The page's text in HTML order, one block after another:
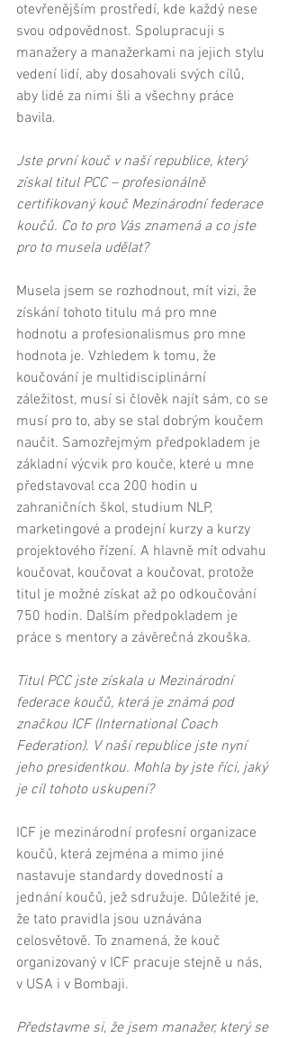
otevřenějším prostředí, kde každý nese
svou odpovědnost. Spolupracuji s
manažery a manažerkami na jejich stylu
vedení lidí, aby dosahovali svých cílů,
aby lidé za nimi šli a všechny práce
bavila.
Jste první kouč v naší republice, který
získal titul PCC – profesionálně
certifikovaný kouč Mezinárodní federace
koučů. Co to pro Vás znamená a co jste
pro to musela udělat?
Musela jsem se rozhodnout, mít vizi, že
získání tohoto titulu má pro mne
hodnotu a profesionalismus pro mne
hodnota je. Vzhledem k tomu, že
koučování je multidisciplinární
záležitost, musí si člověk najít sám, co se
musí pro to, aby se stal dobrým koučem
naučit. Samozřejmým předpokladem je
základní výcvik pro kouče, které u mne
představoval cca 200 hodin u
zahraničních škol, studium NLP,
marketingové a prodejní kurzy a kurzy
projektového řízení. A hlavně mít odvahu
koučovat, koučovat a koučovat, protože
titul je možné získat až po odkoučování
750 hodin. Dalším předpokladem je
práce s mentory a závěrečná zkouška.
Titul PCC jste získala u Mezinárodní
federace koučů, která je známá pod
značkou ICF (International Coach
Federation). V naší republice jste nyní
jeho presidentkou. Mohla by jste říci, jaký
je cíl tohoto uskupení?
ICF je mezinárodní profesní organizace
koučů, která zejména a mimo jiné
nastavuje standardy dovedností a
jednání koučů, jež sdružuje. Důležité je,
že tato pravidla jsou uznávána
celosvětově. To znamená, že kouč
organizovaný v ICF pracuje stejně u nás,
v USA i v Bombaji.
Představme si, že jsem manažer, který se